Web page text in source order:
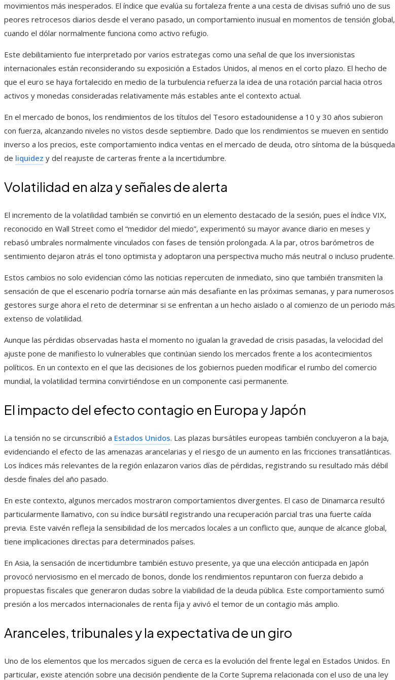
movimientos más inesperados. El índice que evalúa su fortaleza frente a una cesta de divisas sufrió uno de sus
peores retrocesos diarios desde el verano pasado, un comportamiento inusual en momentos de tensión global,
cuando el dólar normalmente funciona como activo refugio.
Este debilitamiento fue interpretado por varios estrategas como una señal de que los inversionistas
internacionales están reconsiderando su exposición a Estados Unidos, al menos en el corto plazo. El hecho de
que el euro se haya fortalecido en medio de la turbulencia refuerza la idea de una rotación parcial hacia otros
activos y monedas consideradas relativamente más estables ante el contexto actual.
En el mercado de bonos, los rendimientos de los títulos del Tesoro estadounidense a 10 y 30 años subieron
con fuerza, alcanzando niveles no vistos desde septiembre. Dado que los rendimientos se mueven en sentido
inverso a los precios, este comportamiento indica ventas en el mercado de deuda, otro síntoma de la búsqueda
de liquidez y del reajuste de carteras frente a la incertidumbre.
Volatilidad en alza y señales de alerta
El incremento de la volatilidad también se convirtió en un elemento destacado de la sesión, pues el índice VIX,
reconocido en Wall Street como el “medidor del miedo”, experimentó su mayor avance diario en meses y
rebasó umbrales normalmente vinculados con fases de tensión prolongada. A la par, otros barómetros de
sentimiento dejaron atrás el tono optimista y adoptaron una perspectiva mucho más neutral o incluso prudente.
Estos cambios no solo evidencian cómo las noticias repercuten de inmediato, sino que también transmiten la
sensación de que el escenario podría tornarse aún más desafiante en las próximas semanas, y para numerosos
gestores surge ahora el reto de determinar si se enfrentan a un hecho aislado o al comienzo de un periodo más
extenso de volatilidad.
Aunque las pérdidas observadas hasta el momento no igualan la gravedad de crisis pasadas, la velocidad del
ajuste pone de manifiesto lo vulnerables que continúan siendo los mercados frente a los acontecimientos
políticos. En un contexto en el que las decisiones de los gobiernos pueden modificar el rumbo del comercio
mundial, la volatilidad termina convirtiéndose en un componente casi permanente.
El impacto del efecto contagio en Europa y Japón
La tensión no se circunscribió a Estados Unidos. Las plazas bursátiles europeas también concluyeron a la baja,
evidenciando el efecto de las amenazas arancelarias y el riesgo de un aumento en las fricciones transatlánticas.
Los índices más relevantes de la región enlazaron varios días de pérdidas, registrando su resultado más débil
desde finales del año pasado.
En este contexto, algunos mercados mostraron comportamientos divergentes. El caso de Dinamarca resultó
particularmente llamativo, con su índice bursátil registrando una recuperación parcial tras una fuerte caída
previa. Este vaivén refleja la sensibilidad de los mercados locales a un conflicto que, aunque de alcance global,
tiene implicaciones directas para determinados países.
En Asia, la sensación de incertidumbre también estuvo presente, ya que una elección anticipada en Japón
provocó nerviosismo en el mercado de bonos, donde los rendimientos repuntaron con fuerza debido a
propuestas fiscales que generaron dudas sobre la viabilidad de la deuda pública. Este comportamiento sumó
presión a los mercados internacionales de renta fija y avivó el temor de un contagio más amplio.
Aranceles, tribunales y la expectativa de un giro
Uno de los elementos que los mercados siguen de cerca es la evolución del frente legal en Estados Unidos. En
particular, existe atención sobre una decisión pendiente de la Corte Suprema relacionada con el uso de una ley